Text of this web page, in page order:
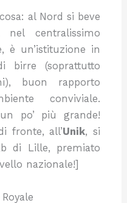
al Nord si beve
centralissimo
è un’istituzione in
birre (soprattutto
buon rapporto
conviviale.
po’ più grande!
fronte, all’Unik, si
di Lille, premiato
nazionale!]